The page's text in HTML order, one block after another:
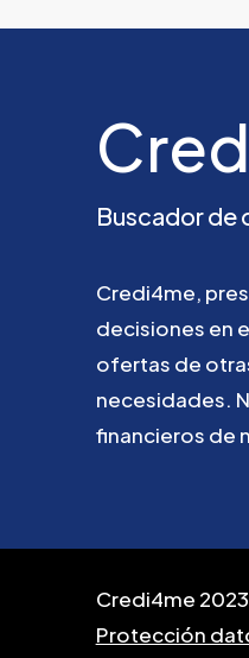
Buscadorde
Credi4me,
decisiones en
ofertas de
necesidades.
financieros de
Credi4me
Protección